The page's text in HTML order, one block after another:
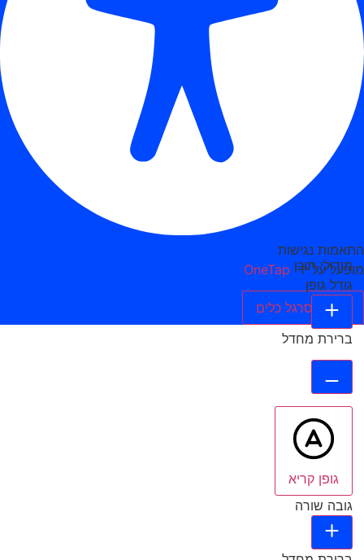
התאמות נגישות
מופעל על ידי OneTap
הסתר סרגל כלים
מודולי תוכן
גודל גופן
ברירת מחדל
גופן קריא
גובה שורה